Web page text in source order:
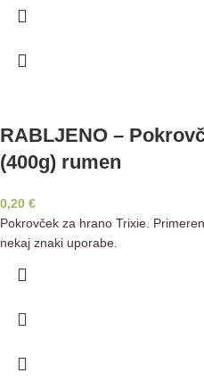
RABLJENO –
(400g) rumen
0,20 €
Pokrovček za hrano Trixie.
nekaj znaki uporabe.